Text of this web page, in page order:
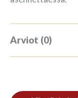
Arviot (0)